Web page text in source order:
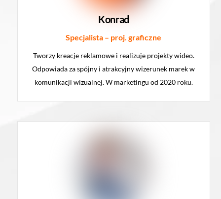
Konrad
Specjalista – proj. graficzne
Tworzy kreacje reklamowe i realizuje projekty wideo.
Odpowiada za spójny i atrakcyjny wizerunek marek w
komunikacji wizualnej. W marketingu od 2020 roku.